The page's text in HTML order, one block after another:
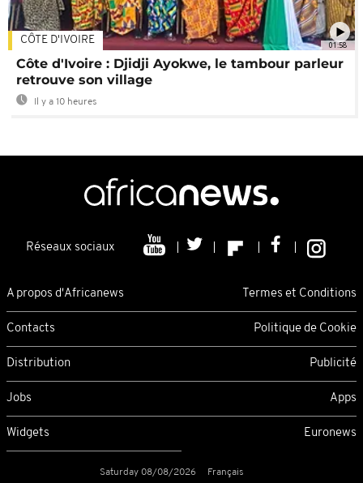
01:58
CÔTE D'IVOIRE
Côte d'Ivoire : Djidji Ayokwe, le tambour parleur
retrouve son village
Il y a 10 heures
Réseaux sociaux
A propos d'Africanews Termes et Conditions
Contacts Politique de Cookie
Distribution Publicité
Jobs Apps
Widgets Euronews
Saturday 08/08/2026